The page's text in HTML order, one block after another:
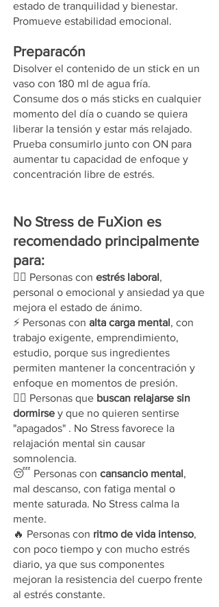
estado de tranquilidad y bienestar.
Promueve estabilidad emocional.
Preparacón
Disolver el contenido de un stick en un
vaso con 180 ml de agua fría.
Consume dos o más sticks en cualquier
momento del día o cuando se quiera
liberar la tensión y estar más relajado.
Prueba consumirlo junto con ON para
aumentar tu capacidad de enfoque y
concentración libre de estrés.
No Stress de FuXion es
recomendado principalmente
para:
😵‍💫 Personas con estrés laboral,
personal o emocional y ansiedad ya que
mejora el estado de ánimo.
⚡ Personas con alta carga mental, con
trabajo exigente, emprendimiento,
estudio, porque sus ingredientes
permiten mantener la concentración y
enfoque en momentos de presión.
🧘‍♂️ Personas que buscan relajarse sin
dormirse y que no quieren sentirse
"apagados" . No Stress favorece la
relajación mental sin causar
somnolencia.
😴 Personas con cansancio mental,
mal descanso, con fatiga mental o
mente saturada. No Stress calma la
mente.
🔥 Personas con ritmo de vida intenso,
con poco tiempo y con mucho estrés
diario, ya que sus componentes
mejoran la resistencia del cuerpo frente
al estrés constante.
No Stress